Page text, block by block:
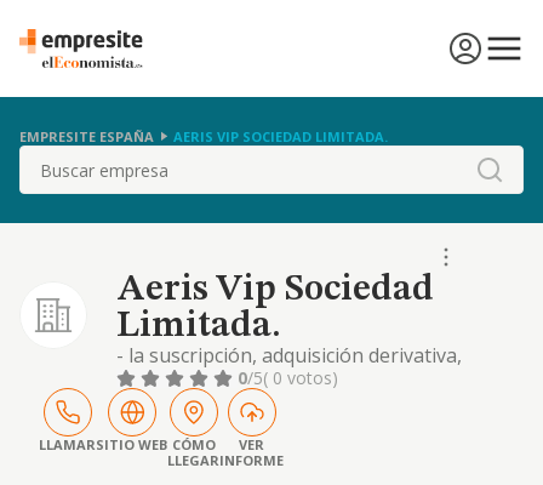
EMPRESITE ESPAÑA AERIS VIP SOCIEDAD LIMITADA.
Buscar
Aeris Vip Sociedad
Limitada.
- la suscripción, adquisición derivativa,
tenencia, disfrute, administración o
enajenación de valores mobiliarios y
participaciones sociales, excepto aquellas
actividades sometidas a la legislación
especial. - el arrendamiento, compraventa,
0/5( 0 votos)
LLAMARSITIO WEB CÓMO
LLEGAR
VER
INFORME